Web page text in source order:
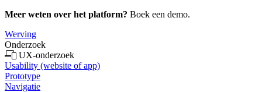
Meer weten over het platform? Boek een demo.
Werving
Onderzoek
UX-onderzoek
Usability (website of app)
Prototype
Navigatie